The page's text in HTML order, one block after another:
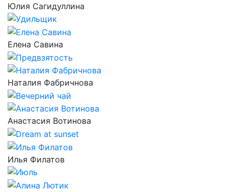
Юлия Сагидуллина
Елена Савина
Наталия Фабричнова
Анастасия Вотинова
Илья Филатов